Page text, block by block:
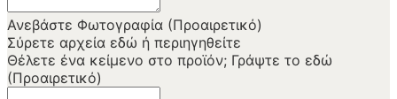
Ανεβάστε Φωτογραφία (Προαιρετικό)
Σύρετε αρχεία εδώ ή περιηγηθείτε
Θέλετε ένα κείμενο στο προϊόν; Γράψτε το εδώ
(Προαιρετικό)